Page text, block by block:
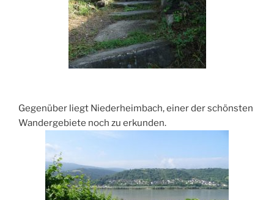
Gegenüber liegt Niederheimbach, einer der schönsten
Wandergebiete noch zu erkunden.